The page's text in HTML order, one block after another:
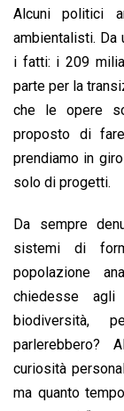
Alcuni politici
ambientalisti. Da
i fatti: i 209
parte per la
che le opere
proposto di
prendiamo in
solo di progetti.
Da sempre
sistemi di
popolazione
chiedesse
biodiversità,
parlerebbero?
curiosità
ma quanto